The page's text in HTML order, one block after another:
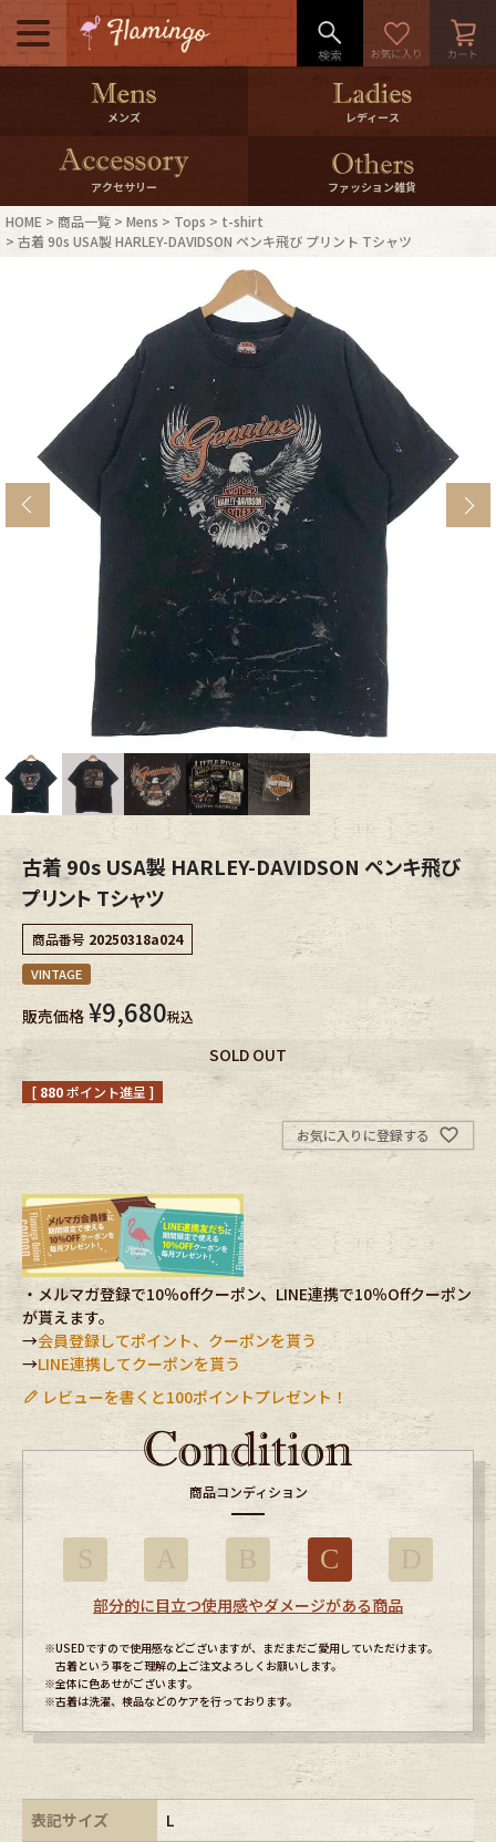
メニュー
500pt＆10％Offクーポンプレゼン
ト
10％0ffクーポンプレゼント
ログイン・会員登録 LINE ID連携
マイページ
ご利用ガイド International Shipping
店舗紹介 特集一覧
ブランドから探す スタッフコーディネート
年代から探す 古着卸DOCK
メンズ商品カテゴリーから探す
Tops Outer
Bottoms Fafatt
レディース商品カテゴリーから探す
Tops Bottoms
Outer
Fafatt Kidswear
小物・アクセサリーから探す
Eye Wear
Bag Stall・Scarf
Accessory Shoes
Belt antique goods
Keyring vintage bicycle
メンズ レディース
アクセサリー ファッション雑貨
HOME 商品一覧 Mens Tops
t-shirt
古着 90s USA製 HARLEY-DAVIDSON ペンキ飛び プリント Tシャツ
古着 90s USA製 HARLEY-DAVIDSON ペンキ飛び
プリント Tシャツ
商品番号 20250318a024
VINTAGE
販売価格 ¥9,680税込
SOLD OUT
[ 880ポイント進呈 ]
お気に入りに登録する
・メルマガ登録で10％offクーポン、LINE連携で10％Offクーポン
が貰えます。
→会員登録してポイント、クーポンを貰う
→LINE連携してクーポンを貰う
レビューを書くと100ポイントプレゼント！
商品コンディション
C
部分的に目立つ使用感やダメージがある商品
※USEDですので使用感などございますが、まだまだご愛用していただけます。
古着という事をご理解の上ご注文よろしくお願いします。
※全体に色あせがございます。
※古着は洗濯、検品などのケアを行っております。
表記サイズ L